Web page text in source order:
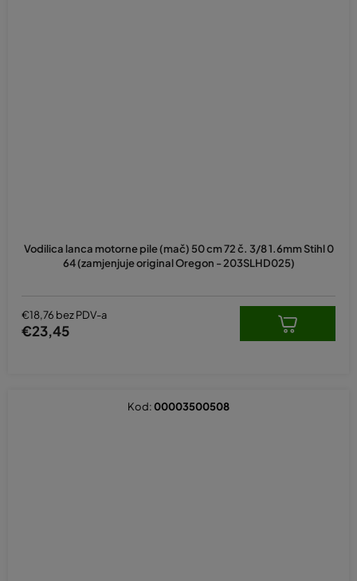
Vodilica lanca motorne pile (mač) 50 cm 72 č. 3/8 1.6mm Stihl 0
64 (zamjenjuje original Oregon - 203SLHD025)
€18,76 bez PDV-a
€23,45
Kod:00003500508